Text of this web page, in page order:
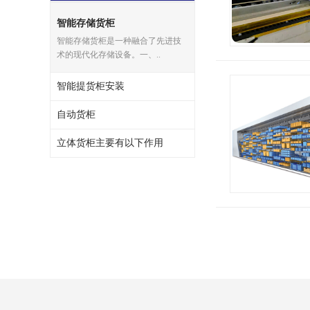
智能存储货柜
智能存储货柜是一种融合了先进技
术的现代化存储设备。一、..
智能提货柜安装
自动货柜
立体货柜主要有以下作用